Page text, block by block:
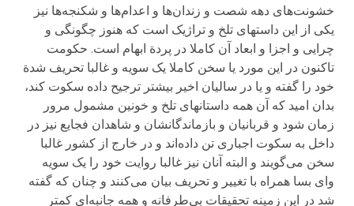
خشونت‌های دهه شصت و زندان‌ها و اعدام‌ها و شکنجه‌ها نیز
یکی از این داستهای تلخ و تراژیک است که هنوز چگونگی و
چرایی و اجزا و ابعاد آن کاملا در پردة ابهام است. حکومت
تاکنون در این مورد یا سخن کاملا یک سویه و غالبا تحریف شدة
خود را گفته و یا در سالیان اخیر بیشتر ترجیح داده سکوت کند،
بدان امید که آن همه داستانهای تلخ و خونین مشمول مرور
زمان شود و قربانیان و بازماندگانشان و شاهدان فجایع نیز در
داخل به سکوت اجباری تن داده‌اند و در خارج از کشور غالبا
سخن می‌گویند و البته آنان نیز غالبا روایت خود را یک سویه
و‌ای بسا همراه با تغییر و تحریف بیان می‌کنند و چنان که گفته
شد در این زمینه تحقیقات بی‌طرفانه و همه جانبه‌ای کمتر